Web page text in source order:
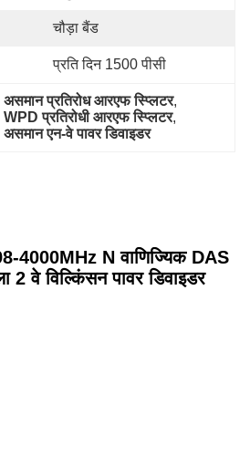
चौड़ा बैंड
प्रति दिन 1500 पीसी
असमान प्रतिरोध आरएफ स्प्लिटर,
WPD प्रतिरोधी आरएफ स्प्लिटर,
असमान एन-वे पावर डिवाइडर
4000MHz N वाणिज्यिक DAS
2 वे विल्किंसन पावर डिवाइडर